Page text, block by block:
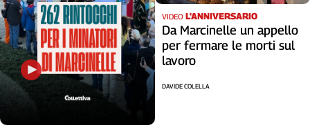
Social
VIDEO L'ANNIVERSARIO
Da Marcinelle un appello
per fermare le morti sul
lavoro
DAVIDE COLELLA